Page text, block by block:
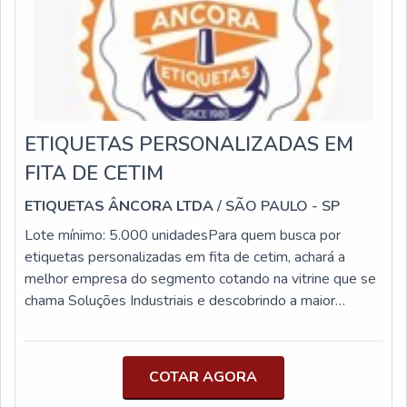
fita de papel gomado e filme stretch com ótima
qualidade e proteção.Se diferenciando dentro de seu
segmento, a empresa consegue também proporcionar
um atendimento cuidadoso e que busca a satisfação do
cliente. A APS Fitas é uma empresa que tem feito a
diferença no mercado pela idoneidade em tudo que faz,
garantindo uma entrega de excelência de ponta a ponta.
ETIQUETAS PERSONALIZADAS EM
FITA DE CETIM
ETIQUETAS ÂNCORA LTDA/ SÃO PAULO - SP
Lote mínimo: 5.000 unidadesPara quem busca por
etiquetas personalizadas em fita de cetim, achará a
melhor empresa do segmento cotando na vitrine que se
chama Soluções Industriais e descobrindo a maior
etiquetas personalizadas em fita de cetim, com a
variados tipos de etiquetas, fatores que contribuem para
COTAR AGORA